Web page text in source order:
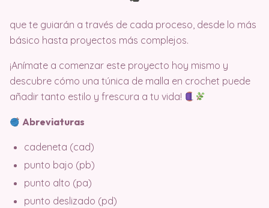
que te guiarán a través de cada proceso, desde lo más
básico hasta proyectos más complejos.
¡Anímate a comenzar este proyecto hoy mismo y
descubre cómo una túnica de malla en crochet puede
añadir tanto estilo y frescura a tu vida!
Abreviaturas
cadeneta (cad)
punto bajo (pb)
punto alto (pa)
punto deslizado (pd)